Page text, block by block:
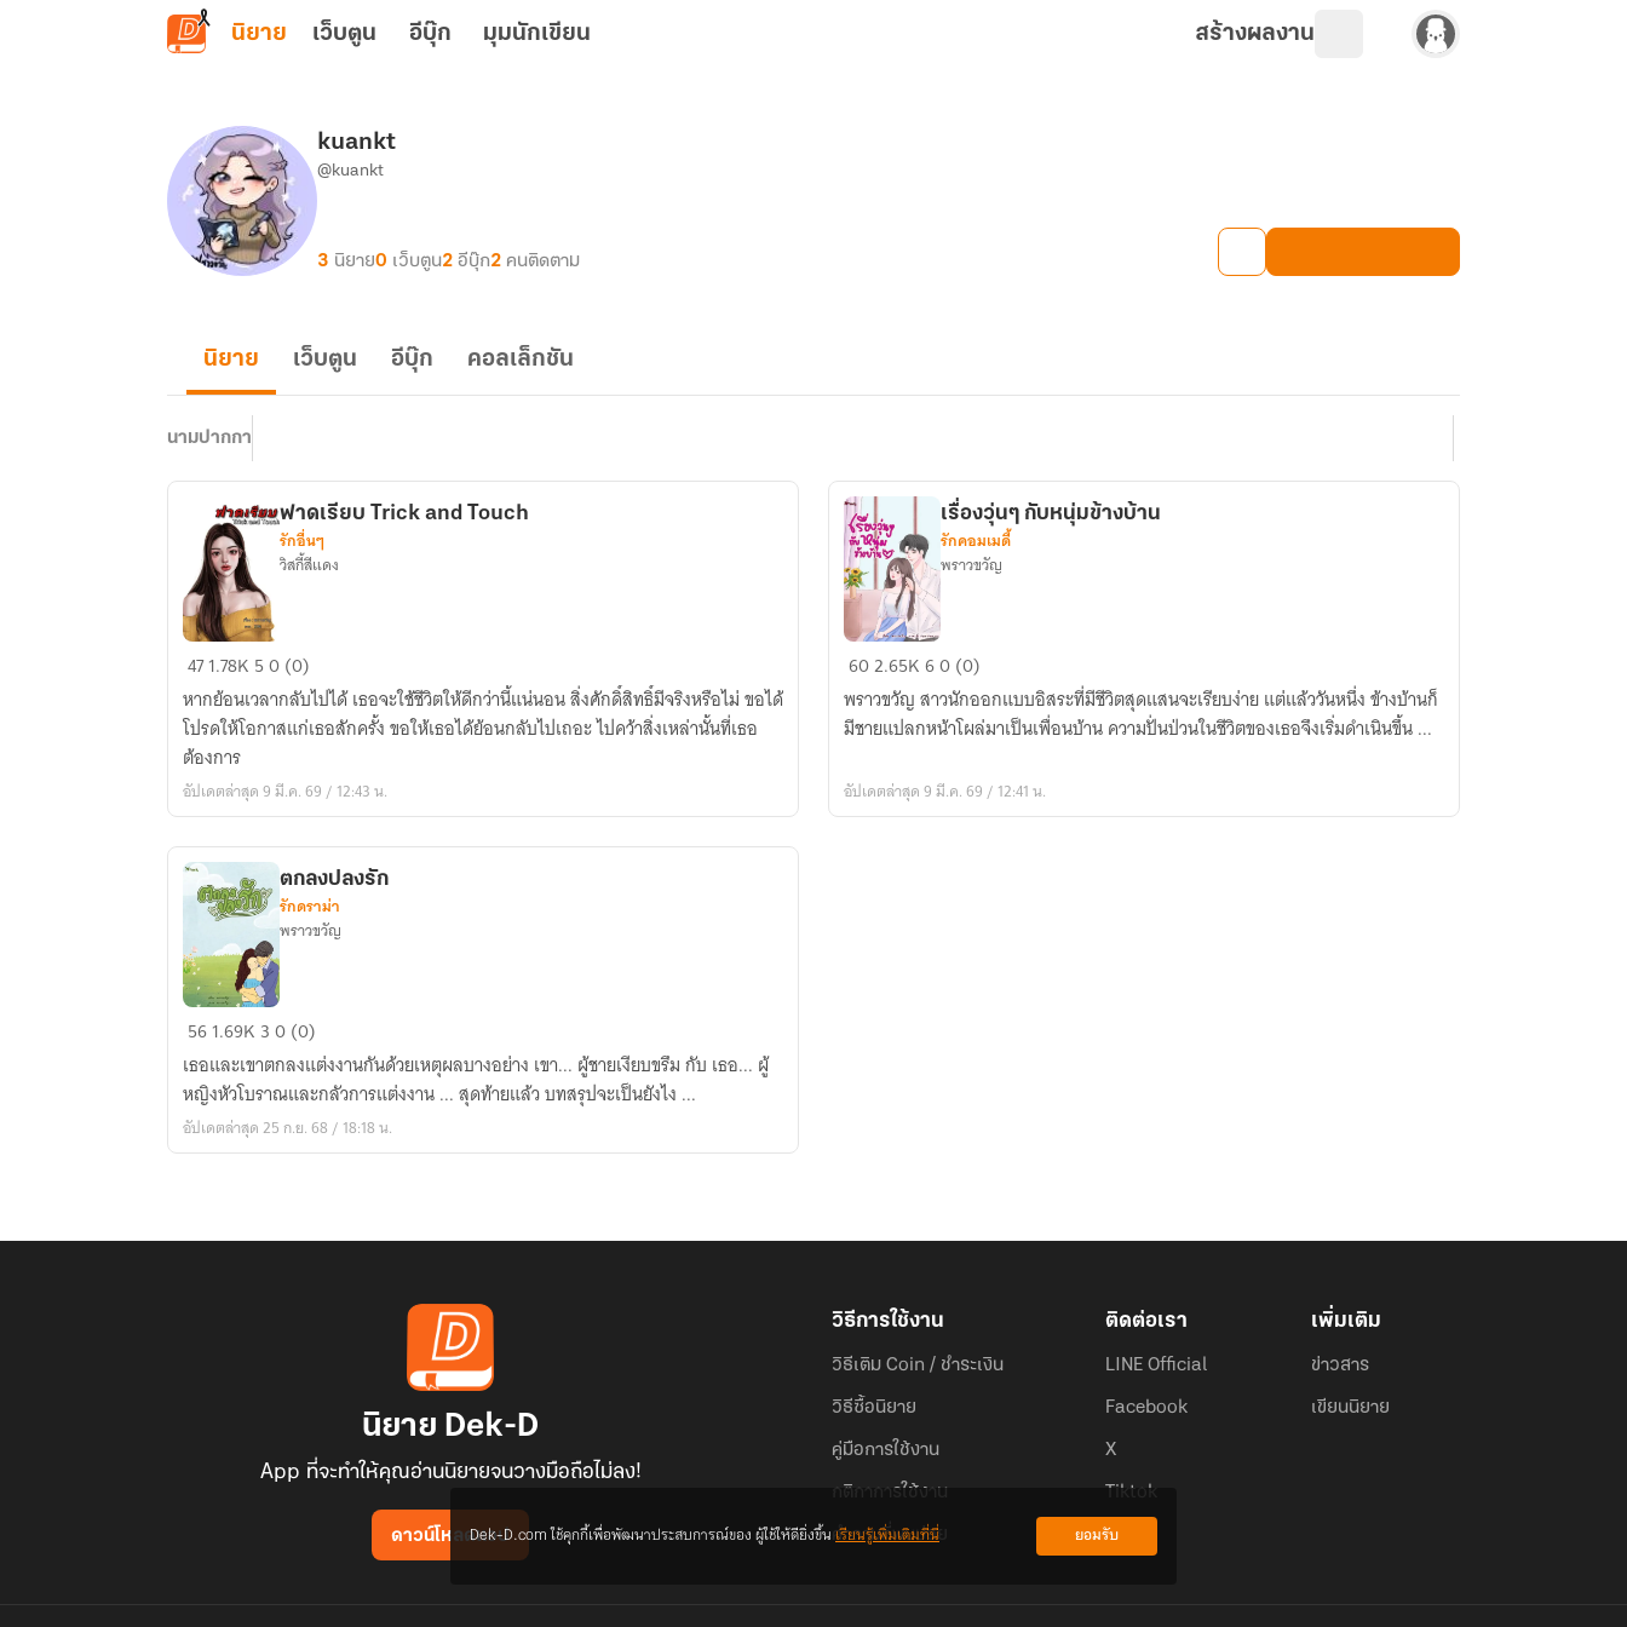
ข้ามไปยังเนื้อหาหลัก
นิยาย เว็บตูน อีบุ๊ก มุมนักเขียน สร้างผลงาน
kuankt
@kuankt
3 นิยาย0 เว็บตูน2 อีบุ๊ก2 คนติดตาม
นิยาย เว็บตูน อีบุ๊ก คอลเล็กชัน
นามปากกา
ฟาด
เรียบ
Trick
and
Touch
ฟาดเรียบ Trick and Touch
รักอื่นๆ
วิสกี้สีแดง
471.78K 50 (0)
หากย้อนเวลากลับไปได้ เธอจะใช้ชีวิตให้ดีกว่านี้แน่นอน สิ่งศักดิ์สิทธิ์มีจริงหรือไม่ ขอได้
โปรดให้โอกาสแก่เธอสักครั้ง ขอให้เธอได้ย้อนกลับไปเถอะ ไปคว้าสิ่งเหล่านั้นที่เธอ
ต้องการ
อัปเดตล่าสุด 9 มี.ค. 69 / 12:43 น.
เรื่อง
กับ
หนุ่ม
บ้าน
เรื่องวุ่นๆ กับหนุ่มข้างบ้าน
รักคอมเมดี้
พราวขวัญ
602.65K60 (0)
พราวขวัญ สาวนักออกแบบอิสระที่มีชีวิตสุดแสนจะเรียบง่าย แต่แล้ววันหนึ่ง ข้างบ้านก็
มีชายแปลกหน้าโผล่มาเป็นเพื่อนบ้าน ความปั่นป่วนในชีวิตของเธอจึงเริ่มดำเนินขึ้น ...
อัปเดตล่าสุด 9 มี.ค. 69 / 12:41 น.
ตกลง
รัก
ตกลงปลงรัก
รักดราม่า
พราวขวัญ
561.69K 30 (0)
เธอและเขาตกลงแต่งงานกันด้วยเหตุผลบางอย่าง เขา... ผู้ชายเงียบขรึม กับ เธอ... ผู้
หญิงหัวโบราณและกลัวการแต่งงาน ... สุดท้ายแล้ว บทสรุปจะเป็นยังไง ...
อัปเดตล่าสุด 25 ก.ย. 68 / 18:18 น.
นิยาย Dek-D
App ที่จะทำให้คุณอ่านนิยายจนวางมือถือไม่ลง!
ดาวน์โหลดแอป
วิธีการใช้งาน
วิธีเติม Coin / ชำระเงิน
วิธีซื้อนิยาย
คู่มือการใช้งาน
กติกาการใช้งาน
คำถามที่พบบ่อย
ติดต่อเรา
LINE Official
Facebook
X
Tiktok
เพิ่มเติม
ข่าวสาร
เขียนนิยาย
Dek-D.com ใช้คุกกี้เพื่อพัฒนาประสบการณ์ของ ผู้ใช้ให้ดียิ่งขึ้นเรียนรู้เพิ่มเติมที่นี่ ยอมรับ